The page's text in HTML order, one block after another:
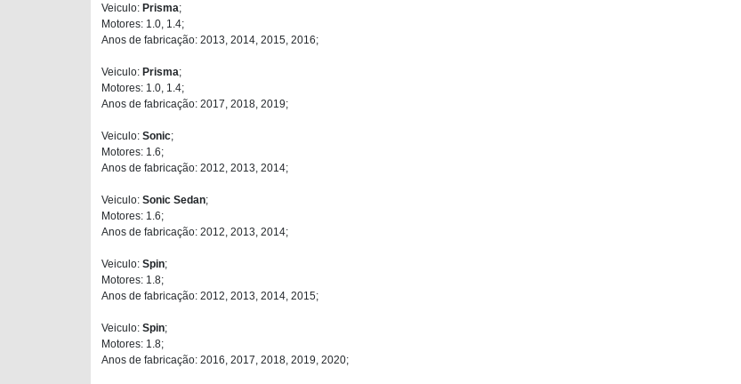
Veiculo: Prisma;
Motores: 1.0, 1.4;
Anos de fabricação: 2013, 2014, 2015, 2016;
Veiculo: Prisma;
Motores: 1.0, 1.4;
Anos de fabricação: 2017, 2018, 2019;
Veiculo: Sonic;
Motores: 1.6;
Anos de fabricação: 2012, 2013, 2014;
Veiculo: Sonic Sedan;
Motores: 1.6;
Anos de fabricação: 2012, 2013, 2014;
Veiculo: Spin;
Motores: 1.8;
Anos de fabricação: 2012, 2013, 2014, 2015;
Veiculo: Spin;
Motores: 1.8;
Anos de fabricação: 2016, 2017, 2018, 2019, 2020;